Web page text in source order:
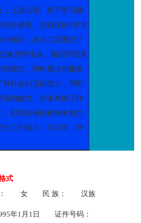
；上进心强、勤于学习能
合素质。在就读的3年大
知识，在大二就通过了
参加学生会，组织学院多
能力。同时通过积极参
对社会的适应能力，同时
流的能力。在未来的工作
刻苦钻研的精神来努力
的工作能力，与公司（学
式
女 民 族： 汉族
年1月1日 证件号码：